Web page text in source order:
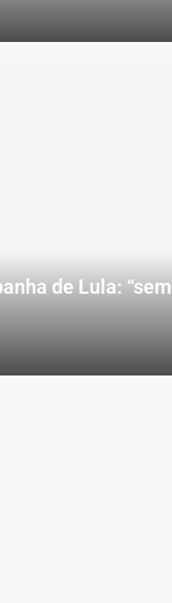
de Lula: “sem